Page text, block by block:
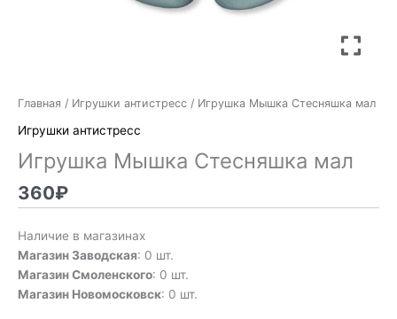
Главная / Игрушки антистресс / Игрушка Мышка Стесняшка мал
Игрушки антистресс
Игрушка Мышка Стесняшка мал
360₽
Наличие в магазинах
Магазин Заводская: 0 шт.
Магазин Смоленского: 0 шт.
Магазин Новомосковск: 0 шт.